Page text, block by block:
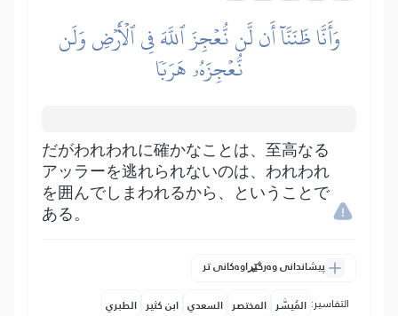
وَأَنَّا ظَنَنَّآ أَن لَّن نُّعۡجِزَ ٱللَّهَ فِي ٱلۡأَرۡضِ وَلَن
نُّعۡجِزَهُۥ هَرَبٗا
だがわれわれに確かなことは、至高なる
アッラーを逃れられないのは、われわれ
を囲んでしまわれるから、ということで
ある。
پیشاندانی وەرگێڕاوەکانی تر
التفاسير: المُيسَّر المختصر السعدي ابن كثير الطبري